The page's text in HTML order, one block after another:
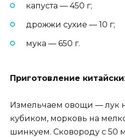
капуста — 450 г;
дрожжи сухие — 10 г;
мука — 650 г.
Приготовление
Измельчаем овощи — лук
кубиком, морковь на
шинкуем. Сковороду с 50